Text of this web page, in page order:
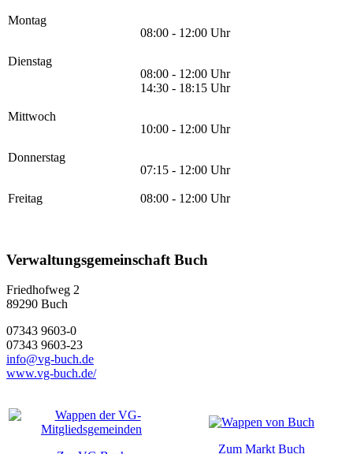
Montag
08:00 - 12:00 Uhr
Dienstag
08:00 - 12:00 Uhr
14:30 - 18:15 Uhr
Mittwoch
10:00 - 12:00 Uhr
Donnerstag
07:15 - 12:00 Uhr
Freitag 08:00 - 12:00 Uhr
Verwaltungsgemeinschaft Buch
Friedhofweg 2
89290 Buch
07343 9603-0
07343 9603-23
info@vg-buch.de
www.vg-buch.de/
Zum Markt Buch